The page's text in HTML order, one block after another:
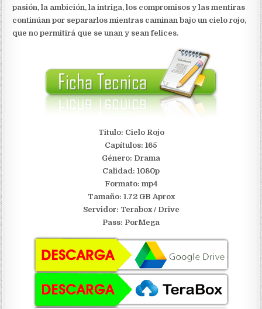
pasión, la ambición, la intriga, los compromisos y las mentiras
continúan por separarlos mientras caminan bajo un cielo rojo,
que no permitirá que se unan y sean felices.
Titulo: Cielo Rojo
Capítulos: 165
Género: Drama
Calidad: 1080p
Formato: mp4
Tamaño: 1.72 GB Aprox
Servidor: Terabox / Drive
Pass: PorMega